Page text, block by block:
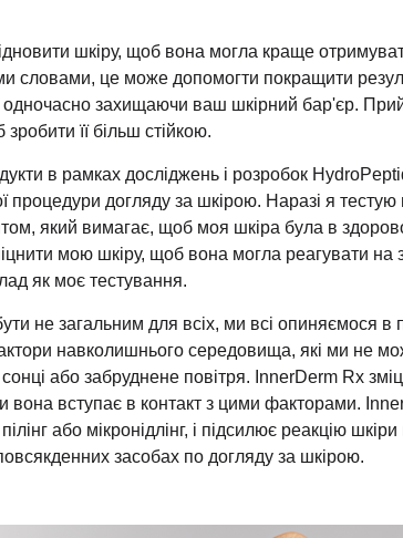
шкіру, щоб вона могла краще
словами, це може допомогти покращити
захищаючи ваш шкірний бар'єр.
її більш стійкою.
в рамках досліджень і розробок
процедури догляду за шкірою. Наразі я
який вимагає, щоб моя шкіра була в
мою шкіру, щоб вона могла реагувати на
як моє тестування.
не загальним для всіх, ми всі опиняємося в
навколишнього середовища, які ми не
або забруднене повітря. InnerDerm Rx
вона вступає в контакт з цими факторами.
або мікронідлінг, і підсилює реакцію шкіри
засобах по догляду за шкірою.